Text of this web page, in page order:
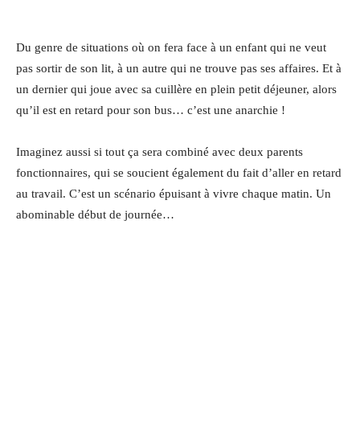
Du genre de situations où on fera face à un enfant qui ne veut
pas sortir de son lit, à un autre qui ne trouve pas ses affaires. Et à
un dernier qui joue avec sa cuillère en plein petit déjeuner, alors
qu’il est en retard pour son bus… c’est une anarchie !
Imaginez aussi si tout ça sera combiné avec deux parents
fonctionnaires, qui se soucient également du fait d’aller en retard
au travail. C’est un scénario épuisant à vivre chaque matin. Un
abominable début de journée…